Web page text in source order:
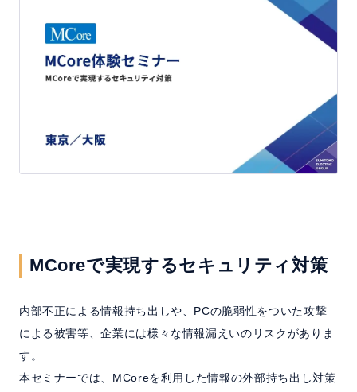
Ｑ＆Ａ
セミナー
お問い合わせ
ホーム 会社情報 採用情報
MCoreで実現するセキュリティ対策
内部不正による情報持ち出しや、PCの脆弱性をついた攻撃
による被害等、企業には様々な情報漏えいのリスクがありま
す。
本セミナーでは、MCoreを利用した情報の外部持ち出し対策